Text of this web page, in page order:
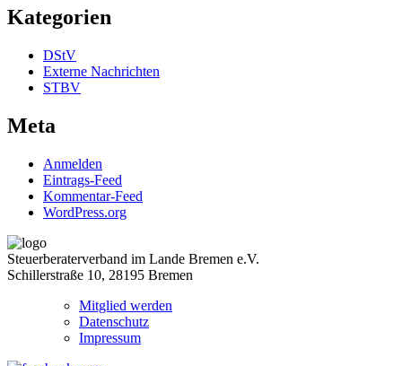
Kategorien
DStV
Externe Nachrichten
STBV
Meta
Anmelden
Eintrags-Feed
Kommentar-Feed
WordPress.org
Steuerberaterverband im Lande Bremen e.V.
Schillerstraße 10, 28195 Bremen
Mitglied werden
Datenschutz
Impressum